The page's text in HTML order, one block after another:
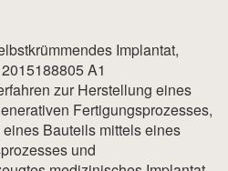
Implantat,
A1
zur Herstellung eines
Fertigungsprozesses,
Bauteils mittels eines
und